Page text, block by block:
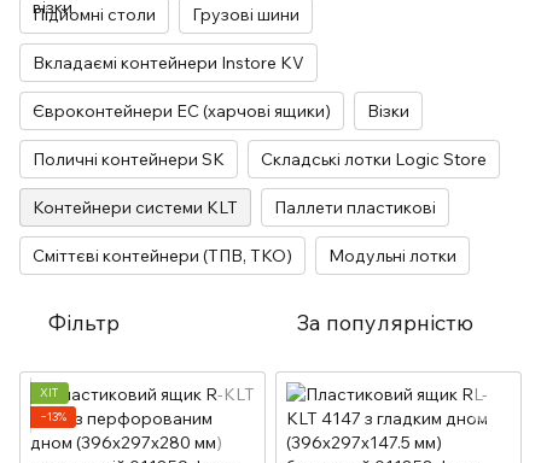
Підйомні столи Грузові шини
Вкладаємі контейнери Instore KV
Євроконтейнери EC (харчові ящики) Візки
Поличні контейнери SK Складські лотки Logic Store
Контейнери системи KLT Паллети пластикові
Сміттєві контейнери (ТПВ, ТКО) Модульні лотки
Фільтр За популярністю
ХІТ
−13%